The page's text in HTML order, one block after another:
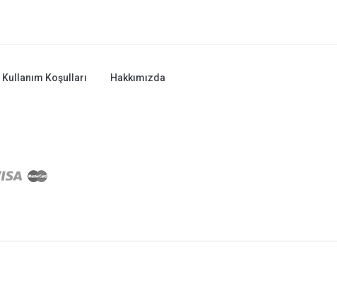
Kullanım Koşulları Hakkımızda